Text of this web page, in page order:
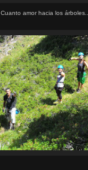
Cuanto amor hacia los árboles...